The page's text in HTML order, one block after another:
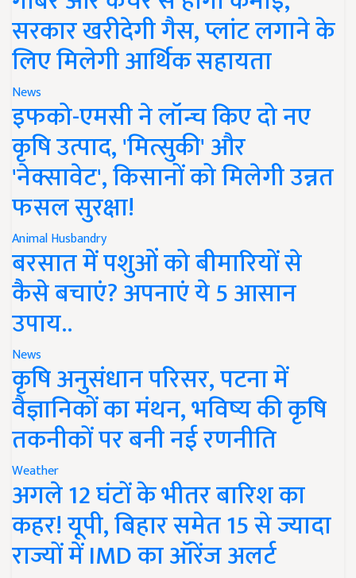
सरकार खरीदेगी गैस, प्लांट लगाने के
लिए मिलेगी आर्थिक सहायता
News
इफको-एमसी ने लॉन्च किए दो नए
कृषि उत्पाद, 'मित्सुकी' और
'नेक्सावेट', किसानों को मिलेगी उन्नत
फसल सुरक्षा!
Animal Husbandry
बरसात में पशुओं को बीमारियों से
कैसे बचाएं? अपनाएं ये 5 आसान
उपाय..
News
कृषि अनुसंधान परिसर, पटना में
वैज्ञानिकों का मंथन, भविष्य की कृषि
तकनीकों पर बनी नई रणनीति
Weather
अगले 12 घंटों के भीतर बारिश का
कहर! यूपी, बिहार समेत 15 से ज्यादा
राज्यों में IMD का ऑरेंज अलर्ट